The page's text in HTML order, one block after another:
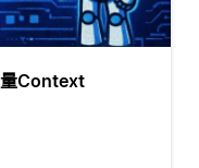
量Context